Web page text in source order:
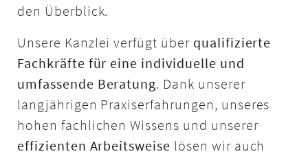
den Überblick.
Unsere Kanzlei verfügt über qualifizierte
Fachkräfte für eine individuelle und
umfassende Beratung. Dank unserer
langjährigen Praxiserfahrungen, unseres
hohen fachlichen Wissens und unserer
effizienten Arbeitsweise lösen wir auch